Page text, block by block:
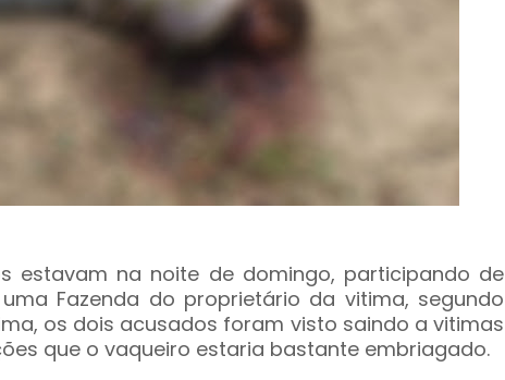
estavam na noite de domingo, participando de
Fazenda do proprietário da vitima, segundo
os dois acusados foram visto saindo a vitimas
que o vaqueiro estaria bastante embriagado.